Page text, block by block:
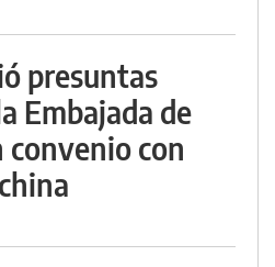
presuntas
Embajada de
convenio con